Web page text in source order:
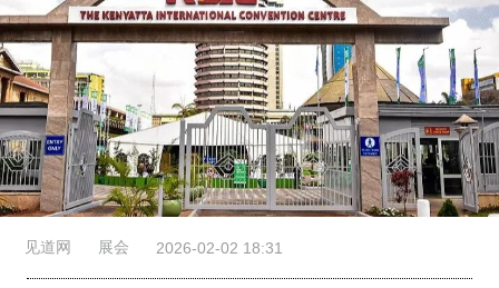
见道网 展会 2026-02-02 18:31